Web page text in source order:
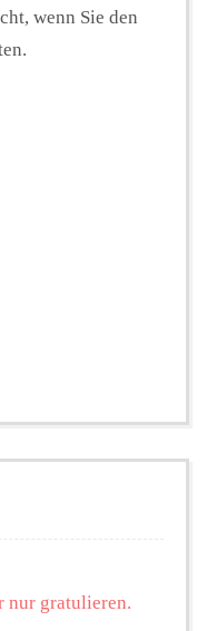
wenn Sie den
nur gratulieren.